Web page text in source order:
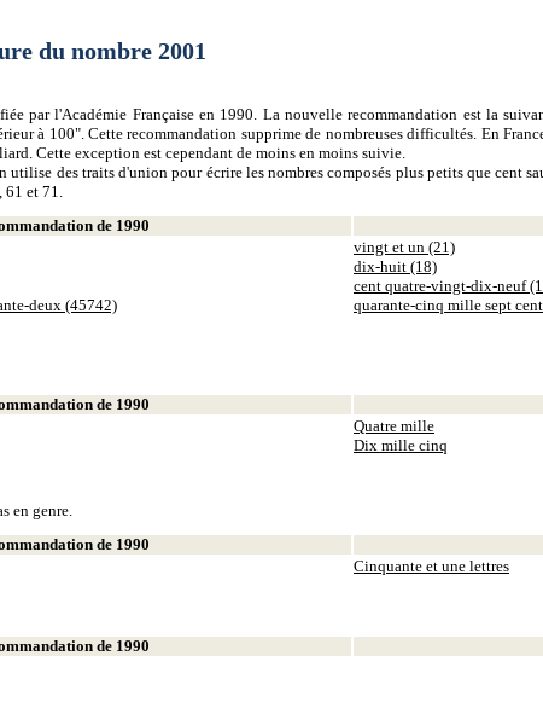
du nombre 2001
par l'Académie Française en 1990. La nouvelle recommandation est la
à 100". Cette recommandation supprime de nombreuses difficultés. En
Cette exception est cependant de moins en moins suivie.
utilise des traits d'union pour écrire les nombres composés plus petits que cent
61 et 71.
de 1990
deux (45742)
vingt et un (21)
dix-huit (18)
cent quatre-vingt-dix-neuf
quarante-cinq mille sept
de 1990
Quatre mille
Dix mille cinq
en genre.
de 1990
Cinquante et une lettres
de 1990